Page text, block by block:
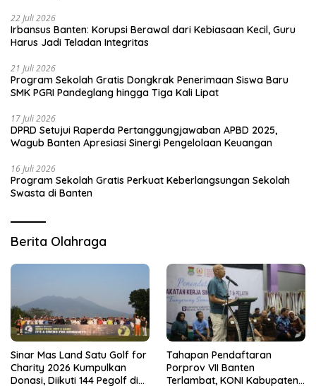
22 Juli 2026
Irbansus Banten: Korupsi Berawal dari Kebiasaan Kecil, Guru
Harus Jadi Teladan Integritas
21 Juli 2026
Program Sekolah Gratis Dongkrak Penerimaan Siswa Baru
SMK PGRI Pandeglang hingga Tiga Kali Lipat
17 Juli 2026
DPRD Setujui Raperda Pertanggungjawaban APBD 2025,
Wagub Banten Apresiasi Sinergi Pengelolaan Keuangan
16 Juli 2026
Program Sekolah Gratis Perkuat Keberlangsungan Sekolah
Swasta di Banten
Berita Olahraga
Sinar Mas Land Satu Golf for
Charity 2026 Kumpulkan
Donasi, Diikuti 144 Pegolf di
Tahapan Pendaftaran
Porprov VII Banten
Terlambat, KONI Kabupaten